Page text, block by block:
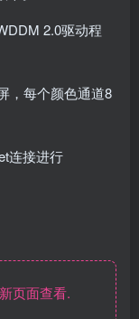
2.0驱动程
，每个颜色通道8
连接进行
页面查看.